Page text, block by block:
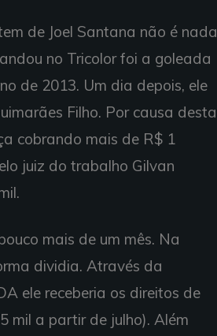
de Joel Santana não é nada
no Tricolor foi a goleada
de 2013. Um dia depois, ele
Filho. Por causa desta
cobrando mais de R$ 1
juiz do trabalho Gilvan
mais de um mês. Na
dividia. Através da
ele receberia os direitos de
mil a partir de julho). Além